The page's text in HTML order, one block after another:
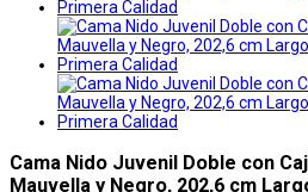
Cama Nido Juvenil Doble con
Mauvella y Negro, 202,6 cm